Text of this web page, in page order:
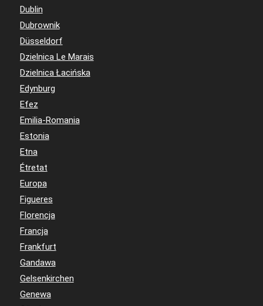
Dublin
Dubrownik
Düsseldorf
Dzielnica Le Marais
Dzielnica Łacińska
Edynburg
Efez
Emilia-Romania
Estonia
Etna
Étretat
Europa
Figueres
Florencja
Francja
Frankfurt
Gandawa
Gelsenkirchen
Genewa